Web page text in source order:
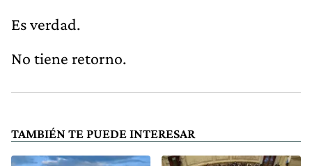
Es verdad.
No tiene retorno.
TAMBIÉN TE PUEDE INTERESAR